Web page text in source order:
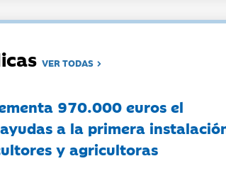
VER TODAS
970.000 euros el
a la primera
y agricultoras